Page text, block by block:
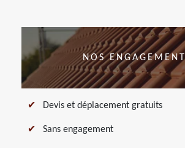
NOS
Devis et déplacement gratuits
Sans engagement